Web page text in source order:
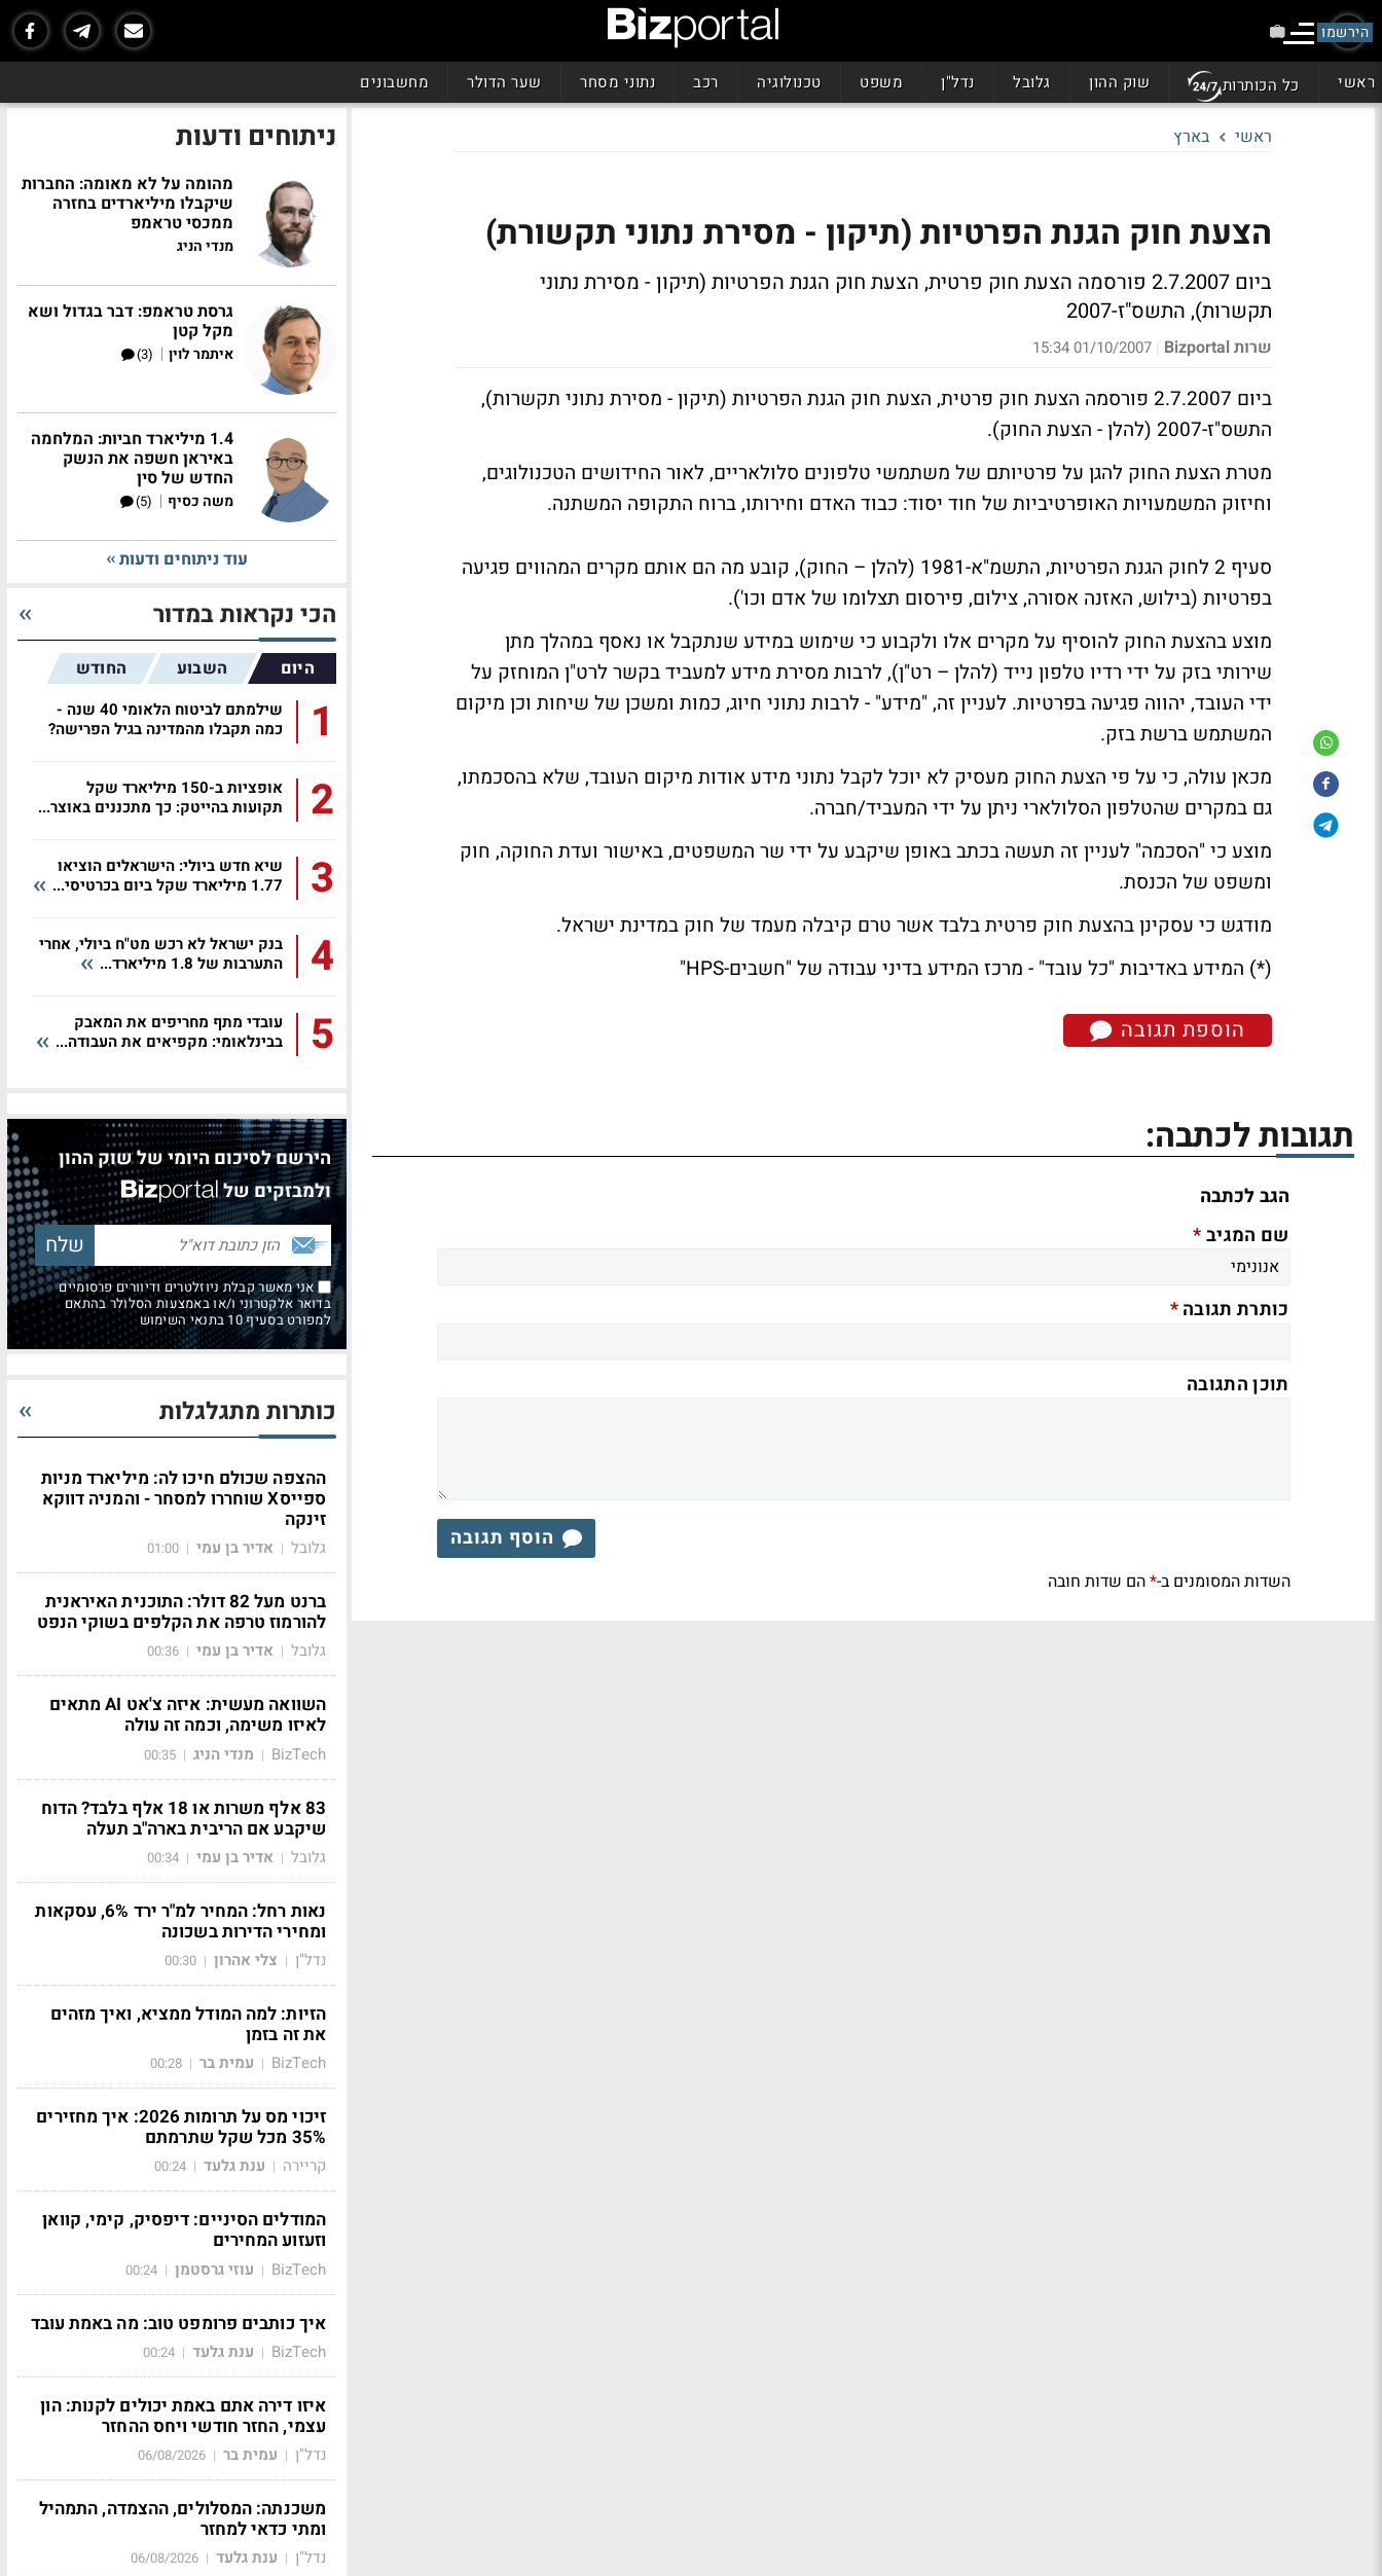
הירשמו
ראשי כל הכותרות שוק ההון גלובל נדל"ן משפט טכנולוגיה רכב נתוני מסחר שער הדולר מחשבונים
ראשי בארץ
הצעת חוק הגנת הפרטיות (תיקון - מסירת נתוני תקשורת)
ביום 2.7.2007 פורסמה הצעת חוק פרטית, הצעת חוק הגנת הפרטיות (תיקון - מסירת נתוני
תקשרות), התשס"ז-2007
שרות Bizportal |
01/10/2007 15:34
ביום 2.7.2007 פורסמה הצעת חוק פרטית, הצעת חוק הגנת הפרטיות (תיקון - מסירת נתוני תקשרות),
התשס"ז-2007 (להלן - הצעת החוק).
מטרת הצעת החוק להגן על פרטיותם של משתמשי טלפונים סלולאריים, לאור החידושים הטכנולוגים,
וחיזוק המשמעויות האופרטיביות של חוד יסוד: כבוד האדם וחירותו, ברוח התקופה המשתנה.
סעיף 2 לחוק הגנת הפרטיות, התשמ"א-1981 (להלן – החוק), קובע מה הם אותם מקרים המהווים פגיעה
בפרטיות (בילוש, האזנה אסורה, צילום, פירסום תצלומו של אדם וכו').
מוצע בהצעת החוק להוסיף על מקרים אלו ולקבוע כי שימוש במידע שנתקבל או נאסף במהלך מתן
שירותי בזק על ידי רדיו טלפון נייד (להלן – רט"ן), לרבות מסירת מידע למעביד בקשר לרט"ן המוחזק על
ידי העובד, יהווה פגיעה בפרטיות. לעניין זה, "מידע" - לרבות נתוני חיוג, כמות ומשכן של שיחות וכן מיקום
המשתמש ברשת בזק.
מכאן עולה, כי על פי הצעת החוק מעסיק לא יוכל לקבל נתוני מידע אודות מיקום העובד, שלא בהסכמתו,
גם במקרים שהטלפון הסלולארי ניתן על ידי המעביד/חברה.
מוצע כי "הסכמה" לעניין זה תעשה בכתב באופן שיקבע על ידי שר המשפטים, באישור ועדת החוקה, חוק
ומשפט של הכנסת.
מודגש כי עסקינן בהצעת חוק פרטית בלבד אשר טרם קיבלה מעמד של חוק במדינת ישראל.
(*) המידע באדיבות "כל עובד" - מרכז המידע בדיני עבודה של "חשבים-HPS"
הוספת תגובה
תגובות לכתבה:
הגב לכתבה
שם המגיב*
כותרת תגובה*
תוכן התגובה
הוסף תגובה
השדות המסומנים ב-*הם שדות חובה
ניתוחים ודעות
מהומה על לא מאומה: החברות
שיקבלו מיליארדים בחזרה
ממכסי טראמפ
מנדי הניג
גרסת טראמפ: דבר בגדול ושא
מקל קטן
איתמר לוין |
(3)
1.4 מיליארד חביות: המלחמה
באיראן חשפה את הנשק
החדש של סין
משה כסיף |
(5)
עוד ניתוחים ודעות
הכי נקראות במדור
היום השבוע החודש
1
שילמתם לביטוח הלאומי 40 שנה -
כמה תקבלו מהמדינה בגיל הפרישה?
2
אופציות ב-150 מיליארד שקל
תקועות בהייטק: כך מתכננים באוצר...
3
שיא חדש ביולי: הישראלים הוציאו
1.77 מיליארד שקל ביום בכרטיסי...
4
בנק ישראל לא רכש מט"ח ביולי, אחרי
התערבות של 1.8 מיליארד...
5
עובדי מתף מחריפים את המאבק
בבינלאומי: מקפיאים את העבודה...
הירשם לסיכום היומי של שוק ההון
ולמבזקים של
אני מאשר קבלת ניוזלטרים ודיוורים פרסומיים
בדואר אלקטרוני ו/או באמצעות הסלולר בהתאם
למפורט בסעיף 10 בתנאי השימוש
כותרות מתגלגלות
ההצפה שכולם חיכו לה: מיליארד מניות
ספייסX שוחררו למסחר - והמניה דווקא
זינקה
גלובל | אדיר בן עמי |
01:00
ברנט מעל 82 דולר: התוכנית האיראנית
להורמוז טרפה את הקלפים בשוקי הנפט
גלובל | אדיר בן עמי |
00:36
השוואה מעשית: איזה צ'אט AI מתאים
לאיזו משימה, וכמה זה עולה
BizTech
| מנדי הניג |
00:35
83 אלף משרות או 18 אלף בלבד? הדוח
שיקבע אם הריבית בארה"ב תעלה
גלובל | אדיר בן עמי |
00:34
נאות רחל: המחיר למ"ר ירד 6%, עסקאות
ומחירי הדירות בשכונה
נדל"ן | צלי אהרון |
00:30
הזיות: למה המודל ממציא, ואיך מזהים
את זה בזמן
BizTech
| עמית בר |
00:28
זיכוי מס על תרומות 2026: איך מחזירים
35% מכל שקל שתרמתם
קריירה | ענת גלעד |
00:24
המודלים הסיניים: דיפסיק, קימי, קוואן
וזעזוע המחירים
BizTech
| עוזי גרסטמן |
00:24
איך כותבים פרומפט טוב: מה באמת עובד
BizTech
| ענת גלעד |
00:24
איזו דירה אתם באמת יכולים לקנות: הון
עצמי, החזר חודשי ויחס ההחזר
נדל"ן | עמית בר |
06/08/2026
משכנתה: המסלולים, ההצמדה, התמהיל
ומתי כדאי למחזר
נדל"ן | ענת גלעד |
06/08/2026